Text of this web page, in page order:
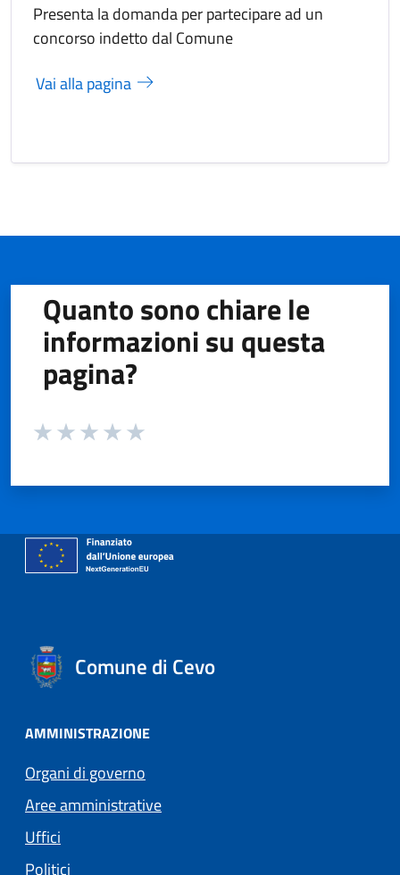
Presenta la domanda per partecipare ad un
concorso indetto dal Comune
Vai alla pagina
Quanto sono chiare le
informazioni su questa
pagina?
Valuta da 1 a 5 stelle la pagina
Comune di Cevo
AMMINISTRAZIONE
Organi di governo
Aree amministrative
Uffici
Politici